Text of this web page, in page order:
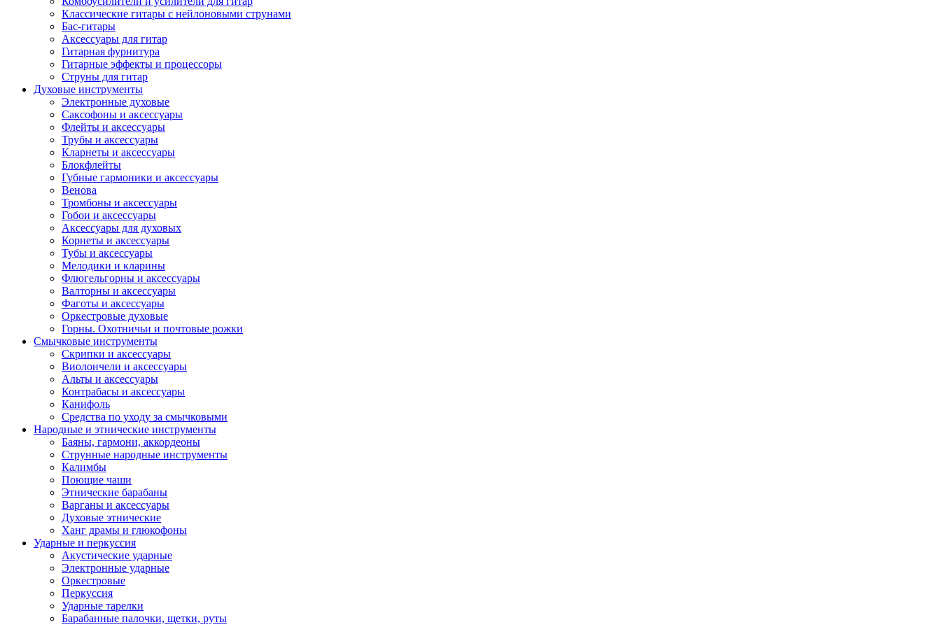
Классические гитары с нейлоновыми струнами
Бас-гитары
Аксессуары для гитар
Гитарная фурнитура
Гитарные эффекты и процессоры
Струны для гитар
Духовые инструменты
Электронные духовые
Саксофоны и аксессуары
Флейты и аксессуары
Трубы и аксессуары
Кларнеты и аксессуары
Блокфлейты
Губные гармоники и аксессуары
Венова
Тромбоны и аксессуары
Гобои и аксессуары
Аксессуары для духовых
Корнеты и аксессуары
Тубы и аксессуары
Мелодики и кларины
Флюгельгорны и аксессуары
Валторны и аксессуары
Фаготы и аксессуары
Оркестровые духовые
Горны. Охотничьи и почтовые рожки
Смычковые инструменты
Скрипки и аксессуары
Виолончели и аксессуары
Альты и аксессуары
Контрабасы и аксессуары
Канифоль
Средства по уходу за смычковыми
Народные и этнические инструменты
Баяны, гармони, аккордеоны
Струнные народные инструменты
Калимбы
Поющие чаши
Этнические барабаны
Варганы и аксессуары
Духовые этнические
Ханг драмы и глюкофоны
Ударные и перкуссия
Акустические ударные
Электронные ударные
Оркестровые
Перкуссия
Ударные тарелки
Барабанные палочки, щетки, руты